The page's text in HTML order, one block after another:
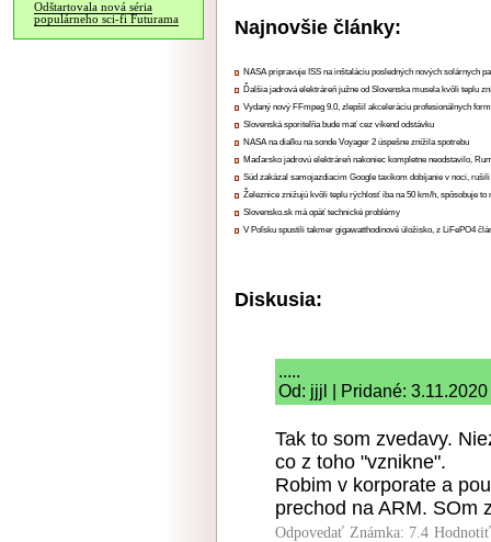
Odštartovala nová séria
populárneho sci-fi Futurama
Najnovšie články:
NASA pripravuje ISS na inštaláciu posledných nových solárnych
Ďalšia jadrová elektráreň južne od Slovenska musela kvôli teplu
Vydaný nový FFmpeg 9.0, zlepšil akceleráciu profesionálnych
Slovenská sporiteľňa bude mať cez víkend odstávku
NASA na diaľku na sonde Voyager 2 úspešne znížila spotrebu
Maďarsko jadrovú elektráreň nakoniec kompletne neodstavilo,
Súd zakázal samojazdiacim Google taxíkom dobíjanie v noci,
Železnice znižujú kvôli teplu rýchlosť iba na 50 km/h, spôsobuje to
Slovensko.sk má opäť technické problémy
V Poľsku spustili takmer gigawatthodinové úložisko, z LiFePO4
Diskusia:
.....
Od: jjjl | Pridané: 3.11.2020
Tak to som zvedavy.
co z toho "vznikne".
Robim v korporate a
prechod na ARM. SOm
Odpovedať Známka: 7.4